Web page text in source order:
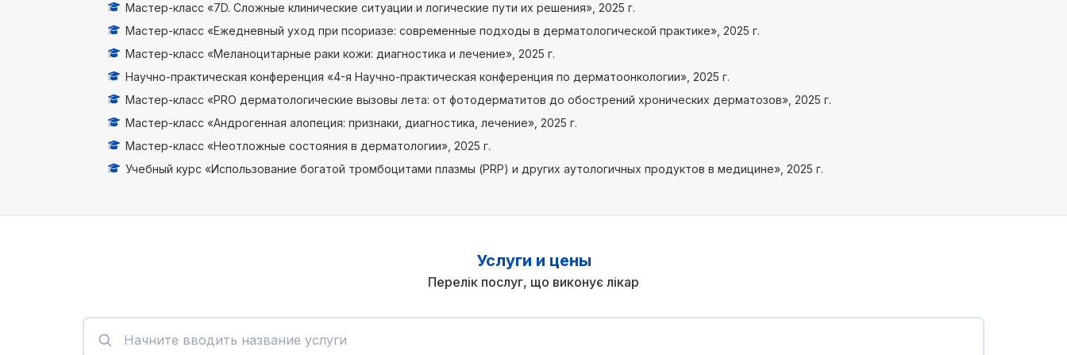
Мастер-класс «7D. Сложные клинические ситуации и логические пути их решения», 2025 г.
Мастер-класс «Ежедневный уход при псориазе: современные подходы в дерматологической практике», 2025 г.
Мастер-класс «Меланоцитарные раки кожи: диагностика и лечение», 2025 г.
Научно-практическая конференция «4-я Научно-практическая конференция по дерматоонкологии», 2025 г.
Мастер-класс «PRO дерматологические вызовы лета: от фотодерматитов до обострений хронических дерматозов», 2025 г.
Мастер-класс «Андрогенная алопеция: признаки, диагностика, лечение», 2025 г.
Мастер-класс «Неотложные состояния в дерматологии», 2025 г.
Учебный курс «Использование богатой тромбоцитами плазмы (PRP) и других аутологичных продуктов в медицине», 2025 г.
Услуги и цены
Перелік послуг, що виконує лікар